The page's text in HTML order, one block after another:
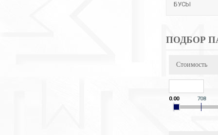
БУСЫ
ПОДБОР
Стоимость
0.00 708